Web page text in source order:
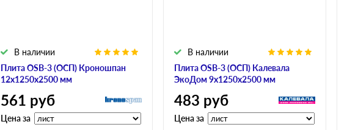
Плита OSB-3 (ОСП) Кроношпан
12х1250х2500 мм
В наличии
561 руб
Цена за
Плита OSB-3 (ОСП) Калевала
ЭкоДом 9х1250х2500 мм
В наличии
483 руб
Цена за